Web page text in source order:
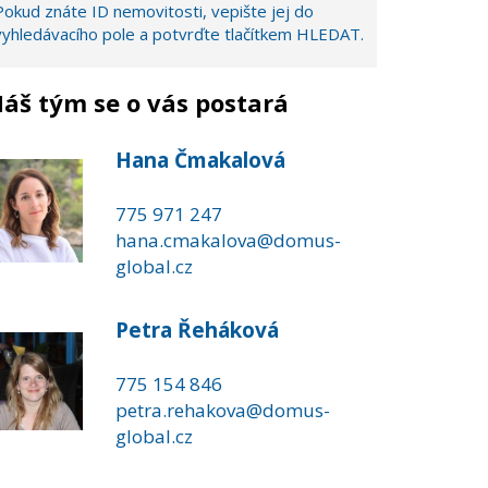
znáte ID nemovitosti, vepište jej do
pole a potvrďte tlačítkem HLEDAT.
tým se o vás postará
Hana Čmakalová
775 971 247
hana.cmakalova@domus-
global.cz
Petra Řeháková
775 154 846
petra.rehakova@domus-
global.cz